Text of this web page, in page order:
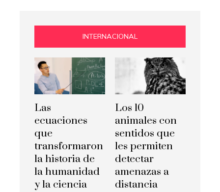
INTERNACIONAL
Las
ecuaciones
que
transformaron
la historia de
la humanidad
y la ciencia
Los 10
animales con
sentidos que
les permiten
detectar
amenazas a
distancia